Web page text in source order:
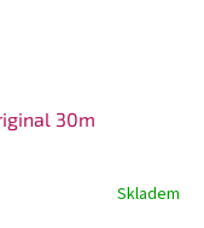
30m
Skladem